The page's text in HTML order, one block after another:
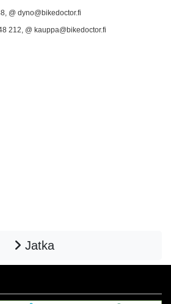
@ dyno@bikedoctor.fi
212, @ kauppa@bikedoctor.fi
Jatka